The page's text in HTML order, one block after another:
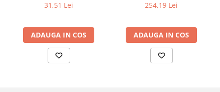
31,51 Lei
ADAUGA IN COS
254,19 Lei
ADAUGA IN COS